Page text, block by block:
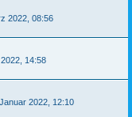
2022, 08:56
14:58
2022, 12:10